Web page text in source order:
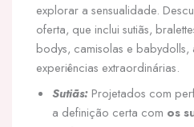
explorar a sensualidade.
oferta, que inclui sutiãs,
bodys, camisolas e
experiências extraordinárias.
Sutiãs: Projetados com
a definição certa com os